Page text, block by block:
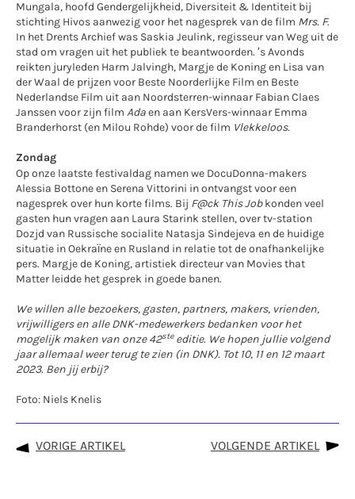
Mungala, hoofd Gendergelijkheid, Diversiteit & Identiteit bij
stichting Hivos aanwezig voor het nagesprek van de film Mrs. F.
In het Drents Archief was Saskia Jeulink, regisseur van Weg uit de
stad om vragen uit het publiek te beantwoorden. ’s Avonds
reikten juryleden Harm Jalvingh, Margje de Koning en Lisa van
der Waal de prijzen voor Beste Noorderlijke Film en Beste
Nederlandse Film uit aan Noordsterren-winnaar Fabian Claes
Janssen voor zijn film Ada en aan KersVers-winnaar Emma
Branderhorst (en Milou Rohde) voor de film Vlekkeloos.
Zondag
Op onze laatste festivaldag namen we DocuDonna-makers
Alessia Bottone en Serena Vittorini in ontvangst voor een
nagesprek over hun korte films. Bij F@ck This Job konden veel
gasten hun vragen aan Laura Starink stellen, over tv-station
Dozjd van Russische socialite Natasja Sindejeva en de huidige
situatie in Oekraïne en Rusland in relatie tot de onafhankelijke
pers. Margje de Koning, artistiek directeur van Movies that
Matter leidde het gesprek in goede banen.
We willen alle bezoekers, gasten, partners, makers, vrienden,
vrijwilligers en alle DNK-medewerkers bedanken voor het
mogelijk maken van onze 42steeditie. We hopen jullie volgend
jaar allemaal weer terug te zien (in DNK). Tot 10, 11 en 12 maart
2023. Ben jij erbij?
Foto: Niels Knelis
VORIGE ARTIKEL VOLGENDE ARTIKEL